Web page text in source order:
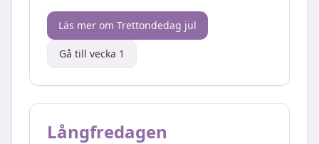
Läs mer om Trettondedag jul
Gå till vecka 1
Långfredagen